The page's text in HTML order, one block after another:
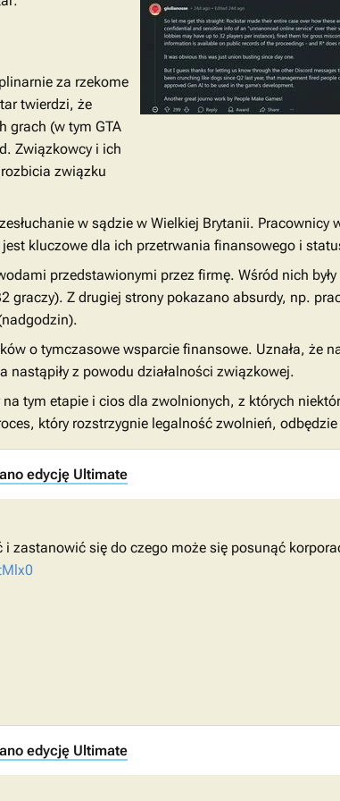
za rzekome
twierdzi, że
grach (w tym GTA
Związkowcy i ich
związku
w sądzie w Wielkiej Brytanii.
kluczowe dla ich przetrwania finansowego i
przedstawionymi przez firmę. Wśród nich
graczy). Z drugiej strony pokazano absurdy, np.
o tymczasowe wsparcie finansowe. Uznała, że
nastąpiły z powodu działalności związkowej.
tym etapie i cios dla zwolnionych, z których
który rozstrzygnie legalność zwolnień, odbędzie
edycję Ultimate
zastanowić się do czego może się posunąć
edycję Ultimate